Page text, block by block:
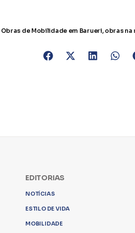
Obras de Mobilidade em Barueri, obras na
EDITORIAS
NOTÍCIAS
ESTILO DE VIDA
MOBILIDADE